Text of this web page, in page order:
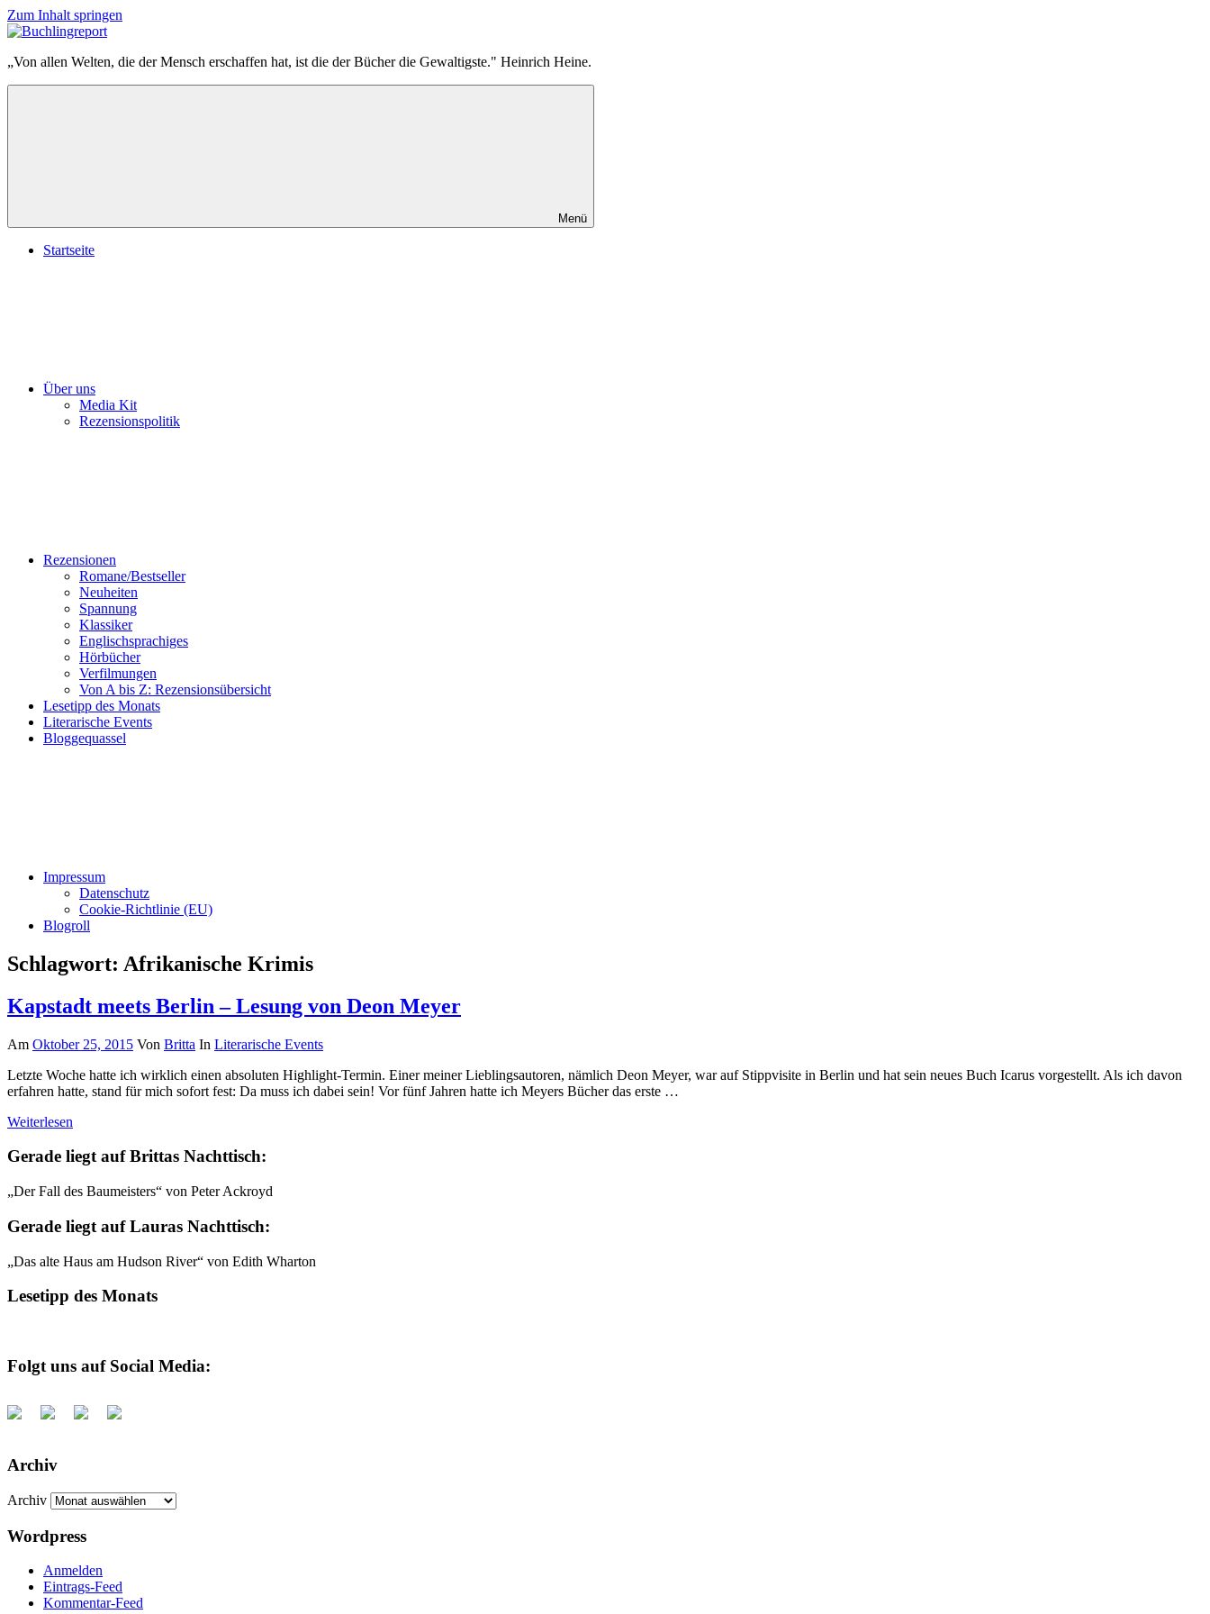
Zum Inhalt springen
Buchlingreport
„Von allen Welten, die der Mensch erschaffen hat, ist die der Bücher die Gewaltigste." Heinrich Heine.
Menü
Startseite
Über uns
Media Kit
Rezensionspolitik
Rezensionen
Romane/Bestseller
Neuheiten
Spannung
Klassiker
Englischsprachiges
Hörbücher
Verfilmungen
Von A bis Z: Rezensionsübersicht
Lesetipp des Monats
Literarische Events
Bloggequassel
Impressum
Datenschutz
Cookie-Richtlinie (EU)
Blogroll
Schlagwort: Afrikanische Krimis
Kapstadt meets Berlin – Lesung von Deon Meyer
Am Oktober 25, 2015 Von Britta In Literarische Events
Letzte Woche hatte ich wirklich einen absoluten Highlight-Termin. Einer meiner Lieblingsautoren, nämlich Deon Meyer, war auf Stippvisite in Berlin und hat sein neues Buch Icarus vorgestellt. Als ich davon
erfahren hatte, stand für mich sofort fest: Da muss ich dabei sein! Vor fünf Jahren hatte ich Meyers Bücher das erste …
Weiterlesen
Gerade liegt auf Brittas Nachttisch:
„Der Fall des Baumeisters“ von Peter Ackroyd
Gerade liegt auf Lauras Nachttisch:
„Das alte Haus am Hudson River“ von Edith Wharton
Lesetipp des Monats
Folgt uns auf Social Media:
Archiv
Archiv
Wordpress
Anmelden
Eintrags-Feed
Kommentar-Feed